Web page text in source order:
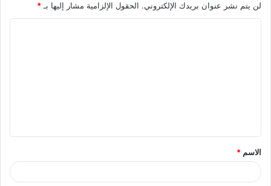
لن يتم نشر عنوان بريدك الإلكتروني. الحقول الإلزامية مشار إليها بـ *
ق
*
الاسم *